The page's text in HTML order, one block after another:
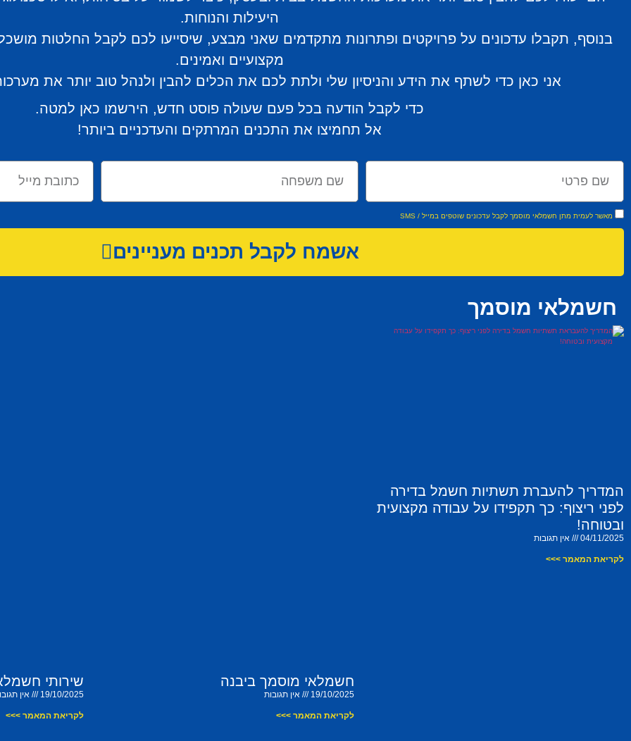
היעילות והנוחות.
בנוסף, תקבלו עדכונים על פרויקטים ופתרונות מתקדמים שאני מבצע, שיסייעו לכם לקבל החלטות
מקצועיים ואמינים.
אני כאן כדי לשתף את הידע והניסיון שלי ולתת לכם את הכלים להבין ולנהל טוב יותר את
כדי לקבל הודעה בכל פעם שעולה פוסט חדש, הירשמו כאן למטה.
אל תחמיצו את התכנים המרתקים והעדכניים ביותר!
מאשר לעמית מתן חשמלאי מוסמך לקבל עדכונים שוטפים במייל / SMS
אשמח לקבל תכנים מעניינים
חשמלאי מוסמך
המדריך להעברת תשתיות חשמל בדירה
לפני ריצוף: כך תקפידו על עבודה מקצועית
ובטוחה!
04/11/2025 אין תגובות
לקריאת המאמר >>>
חשמלאי מוסמך ביבנה
19/10/2025 אין תגובות
לקריאת המאמר >>>
שירותי
19/10/2025 אין
לקריאת המאמר >>>